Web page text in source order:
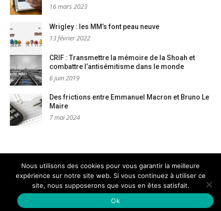
16 mars 2023
Wrigley : les MM’s font peau neuve
13 février 2022
CRIF : Transmettre la mémoire de la Shoah et
combattre l’antisémitisme dans le monde
6 juin 2019
Des frictions entre Emmanuel Macron et Bruno Le
Maire
7 mai 2024
Mentions légales
Nous contacter
Copyright © PM Dignités - L'info sociale, solidaire et engagée–
Thème Glob parFameThemes
Nous utilisons des cookies pour vous garantir la meilleure
expérience sur notre site web. Si vous continuez à utiliser ce
site, nous supposerons que vous en êtes satisfait.
Ok